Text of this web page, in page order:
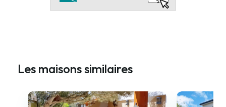
Les maisons similaires